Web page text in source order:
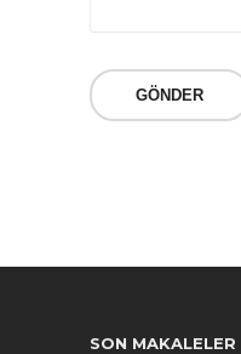
SON MAKALELER